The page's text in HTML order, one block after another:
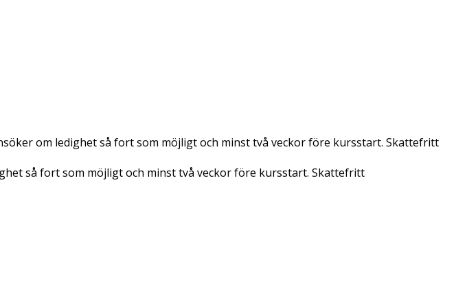
om ledighet så fort som möjligt och minst två veckor före kursstart. Skattefritt
så fort som möjligt och minst två veckor före kursstart. Skattefritt